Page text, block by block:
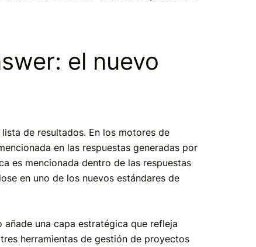
el nuevo
de resultados. En los motores de
en las respuestas generadas por
es mencionada dentro de las respuestas
en uno de los nuevos estándares de
una capa estratégica que refleja
herramientas de gestión de proyectos